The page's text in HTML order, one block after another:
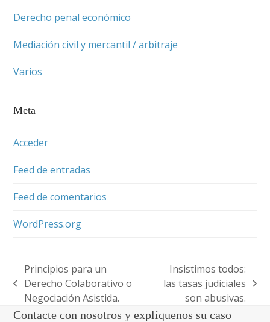
Derecho penal económico
Mediación civil y mercantil / arbitraje
Varios
Meta
Acceder
Feed de entradas
Feed de comentarios
WordPress.org
previous
post:
Principios para un
Derecho Colaborativo o
Negociación Asistida.
next
Insistimos todos:
las tasas judiciales
son abusivas.
Contacte con nosotros y explíquenos su caso